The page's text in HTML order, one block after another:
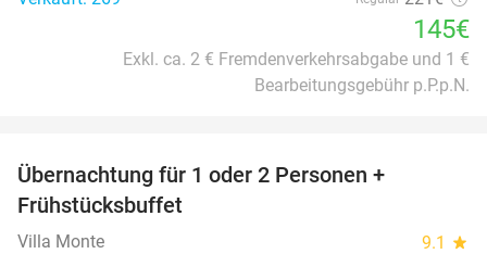
145€
Exkl. ca. 2 € Fremdenverkehrsabgabe und 1 €
Bearbeitungsgebühr p.P.p.N.
Übernachtung für 1 oder 2 Personen +
Frühstücksbuffet
Villa Monte 9.1 star